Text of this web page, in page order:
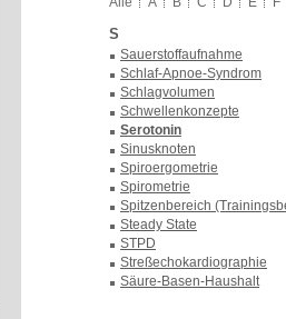
S
Sauerstoffaufnahme
Schlaf-Apnoe-Syndrom
Schlagvolumen
Schwellenkonzepte
Serotonin
Sinusknoten
Spiroergometrie
Spirometrie
Spitzenbereich
Steady State
STPD
Streßechokardiographie
Säure-Basen-Haushalt